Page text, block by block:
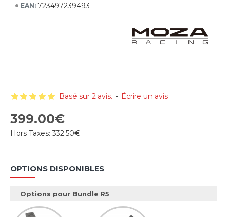
EAN: 723497239493
Basé sur 2 avis. - Écrire un avis
399.00€
Hors Taxes: 332.50€
OPTIONS DISPONIBLES
Options pour Bundle R5